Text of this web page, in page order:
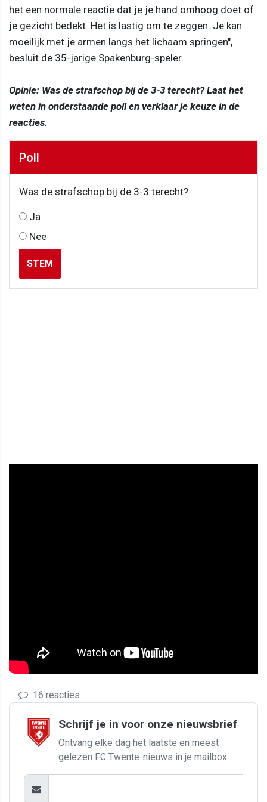
het een normale reactie dat je je hand omhoog doet of
je gezicht bedekt. Het is lastig om te zeggen. Je kan
moeilijk met je armen langs het lichaam springen",
besluit de 35-jarige Spakenburg-speler.
Opinie: Was de strafschop bij de 3-3 terecht? Laat het
weten in onderstaande poll en verklaar je keuze in de
reacties.
Poll
Was de strafschop bij de 3-3 terecht?
Ja
Nee
STEM
16 reacties
Schrijf je in voor onze nieuwsbrief
Ontvang elke dag het laatste en meest
gelezen FC Twente-nieuws in je mailbox.